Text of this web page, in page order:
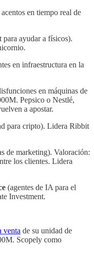
en tiempo real de
para ayudar a físicos).
en infraestructura en la
en máquinas de
Pepsico o Nestlé,
a apostar.
para cripto). Lidera Ribbit
de marketing). Valoración:
los clientes. Lidera
(agentes de IA para el
Investment.
venta de su unidad de
Scopely como